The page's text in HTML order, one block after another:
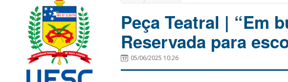
Peça Teatral | “Em
Reservada para
05/06/2025 10:26